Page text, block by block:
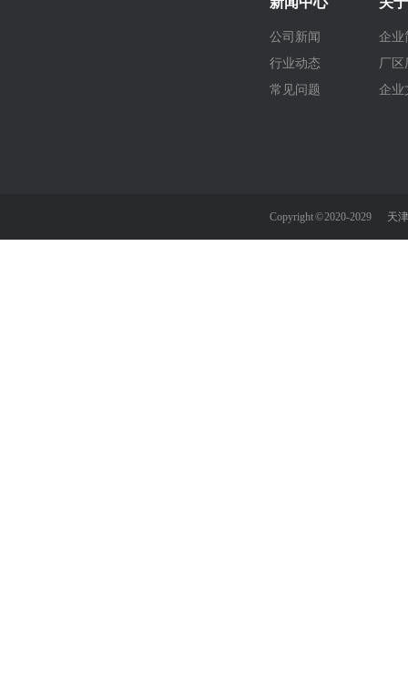
公司新闻
行业动态
常见问题
企业
厂区
企业
Copyright © 2020-2029 天